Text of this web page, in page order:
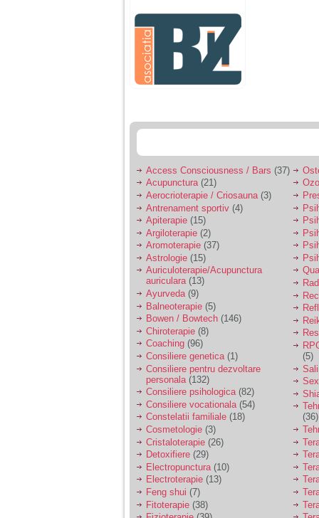
agresiva, orice
greseala era taxata cu
o palma sau pedepse.
De 4 ani am o relatie
serioasa cu un barbat
sa se manifeste o
Ma aflu aici pentru ca
vreau sa stiu daca am
nevoie de un psiholog
sau psihiatru.
Sunt casatorita, am
31 de ani si un copil in
varsta de 2 ani care
mi-e lumina ochilor.
De ceva timp simt ca
mi s-a adunat
oboseala, o oboseala
cronica de care nu pot
scapa si simt ca din
cauza ei nu pot
controla nervii si
cateodata are copilul
de suferit.
Am o bariera peste
care nu pot trece:
prietena mea a ramas
insarcinata cu o fata.
Am fost de comun
acord sa facem un
copil, cu gandul ca e
baiat.
Access Consciousness / Bars (37)
Acupunctura(21)
Aerocrioterapie / Criosauna (3)
Antrenament sportiv (4)
Apiterapie (15)
Argiloterapie (2)
Aromoterapie (37)
Astrologie (15)
Auriculoterapie/Acupunctura
auriculara(13)
Ayurveda(9)
Balneoterapie (5)
Bowen / Bowtech (146)
Chiroterapie (8)
Coaching (96)
Consiliere genetica(1)
Consiliere pentru dezvoltare
personala (132)
Consiliere psihologica(82)
Consiliere vocationala (54)
Constelatii familiale (18)
Cosmetologie (3)
Cristaloterapie (26)
Detoxifiere (29)
Electropunctura (10)
Electroterapie (13)
Feng shui (7)
Fitoterapie (38)
(5)
(36)